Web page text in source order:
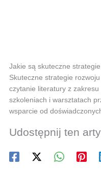
Jakie są skuteczne
Skuteczne strategie
czytanie literatury z
szkoleniach i warsztatach
wsparcie od
Udostępnij ten